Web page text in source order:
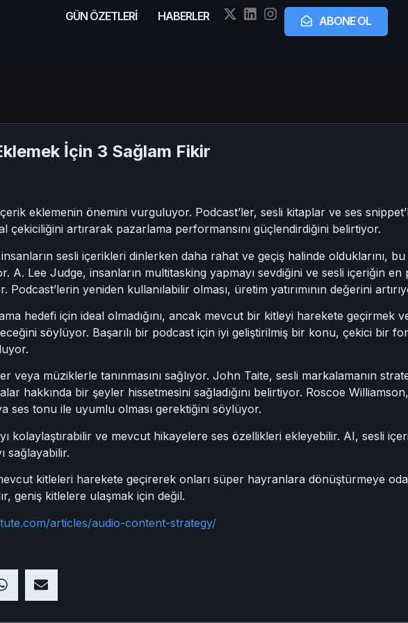
GÜN ÖZETLERİ HABERLER ABONE OL
İçin 3 Sağlam Fikir
eklemenin önemini vurguluyor. Podcast’ler, sesli kitaplar ve ses
çekiciliğini artırarak pazarlama performansını güçlendirdiğini belirtiyor.
sesli içerikleri dinlerken daha rahat ve geçiş halinde olduklarını,
A. Lee Judge, insanların multitasking yapmayı sevdiğini ve sesli içeriğin
yeniden kullanılabilir olması, üretim yatırımının değerini
hedefi için ideal olmadığını, ancak mevcut bir kitleyi harekete geçirmek
söylüyor. Başarılı bir podcast için iyi geliştirilmiş bir konu, çekici bir
veya müziklerle tanınmasını sağlıyor. John Taite, sesli markalamanın
hakkında bir şeyler hissetmesini sağladığını belirtiyor. Roscoe
ses tonu ile uyumlu olması gerektiğini söylüyor.
kolaylaştırabilir ve mevcut hikayelere ses özellikleri ekleyebilir. AI, sesli
sağlayabilir.
kitleleri harekete geçirerek onları süper hayranlara dönüştürmeye
geniş kitlelere ulaşmak için değil.
articles/audio-content-strategy/